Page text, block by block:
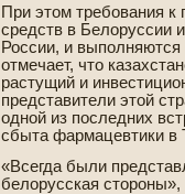
При этом требования к
средств в Белоруссии
России, и
отмечает, что
растущий и
представители этой
одной из последних
сбыта фармацевтики в
«Всегда были
белорусская